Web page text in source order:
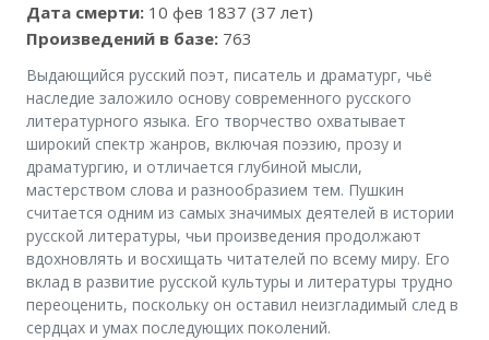
Дата смерти: 10 фев 1837 (37 лет)
Произведений в базе: 763
Выдающийся русский поэт, писатель и драматург, чьё
наследие заложило основу современного русского
литературного языка. Его творчество охватывает
широкий спектр жанров, включая поэзию, прозу и
драматургию, и отличается глубиной мысли,
мастерством слова и разнообразием тем. Пушкин
считается одним из самых значимых деятелей в истории
русской литературы, чьи произведения продолжают
вдохновлять и восхищать читателей по всему миру. Его
вклад в развитие русской культуры и литературы трудно
переоценить, поскольку он оставил неизгладимый след в
сердцах и умах последующих поколений.